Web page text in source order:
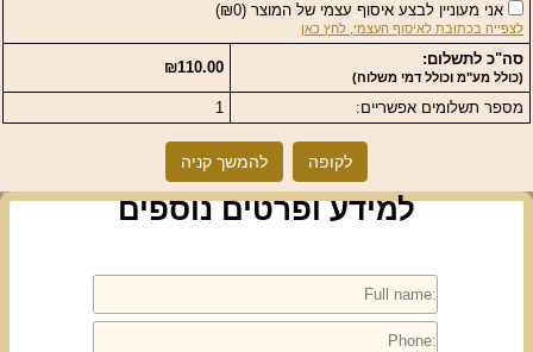
אני מעוניין לבצע איסוף עצמי של המוצר (
₪0
)
לצפייה בכתובת לאיסוף העצמי, לחץ כאן
סה"כ לתשלום:
(כולל מע"מ וכולל דמי משלוח)
₪110.00
מספר תשלומים אפשריים: 1
לקופה להמשך קניה
למידע ופרטים נוספים